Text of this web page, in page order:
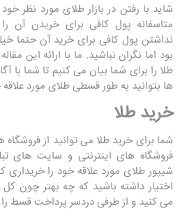
شاید با رفتن در بازار طلای مورد نظر
متاسفانه پول کافی برای خریدن آن
نداشتن پول کافی برای خرید آن حتما
بود اما نگران نباشید. ما با ارائه این
طلا را برای شما بیان می کنیم تا شما با
ها بتوانید به طور قسطی طلای مورد
خرید طلا
شما برای خرید طلا می توانید از فروشگاه
فروشگاه های اینترنتی و سایت های
شیپور طلای مورد علاقه خود را خریداری
اختیار داشته باشید که چه بهتر چون
می کنید و از طرفی دردسر پرداخت قسط